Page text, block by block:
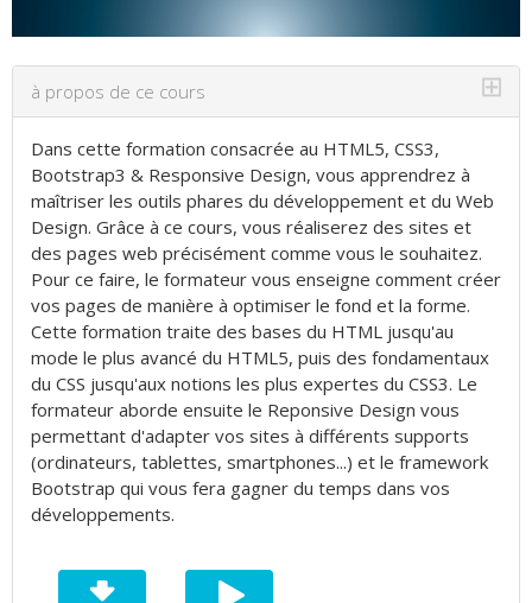
⊞
à propos de ce cours
Dans cette formation consacrée au HTML5, CSS3,
Bootstrap3 & Responsive Design, vous apprendrez à
maîtriser les outils phares du développement et du Web
Design. Grâce à ce cours, vous réaliserez des sites et
des pages web précisément comme vous le souhaitez.
Pour ce faire, le formateur vous enseigne comment créer
vos pages de manière à optimiser le fond et la forme.
Cette formation traite des bases du HTML jusqu'au
mode le plus avancé du HTML5, puis des fondamentaux
du CSS jusqu'aux notions les plus expertes du CSS3. Le
formateur aborde ensuite le Reponsive Design vous
permettant d'adapter vos sites à différents supports
(ordinateurs, tablettes, smartphones...) et le framework
Bootstrap qui vous fera gagner du temps dans vos
développements.